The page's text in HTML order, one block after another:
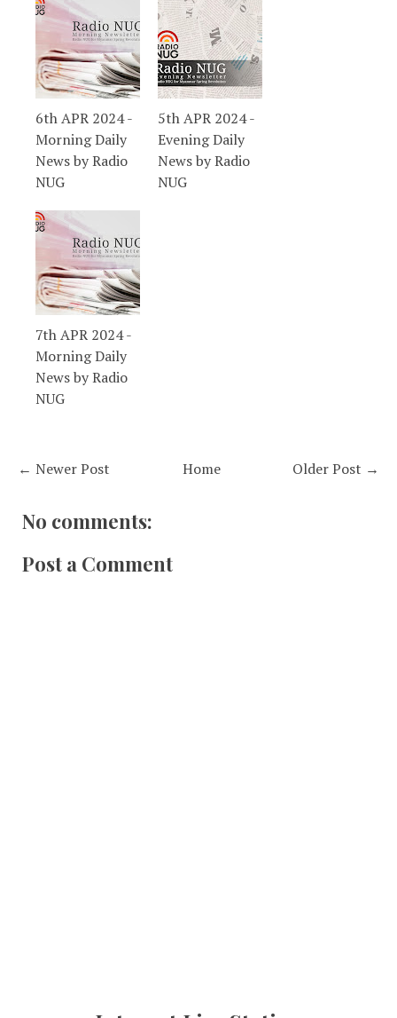
6th APR 2024 -
Morning Daily
News by Radio
NUG
5th APR 2024 -
Evening Daily
News by Radio
NUG
7th APR 2024 -
Morning Daily
News by Radio
NUG
← Newer Post Older Post →
Home
No comments:
Post a Comment